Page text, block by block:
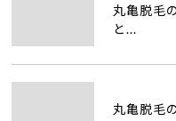
丸亀脱毛
と...
丸亀脱毛